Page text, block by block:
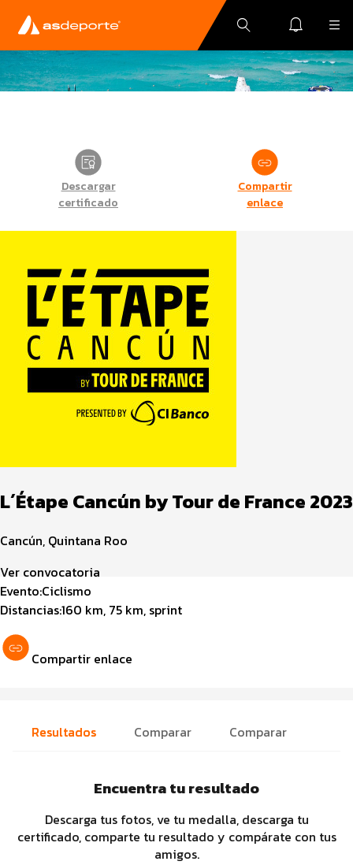
Descargar
certificado
Compartir
enlace
L´Étape Cancún by Tour de France 2023
Cancún, Quintana Roo
Ver convocatoria
Evento:Ciclismo
Distancias:160 km, 75 km, sprint
Compartir enlace
Resultados Comparar Comparar
Encuentra tu resultado
Descarga tus fotos, ve tu medalla, descarga tu
certificado, comparte tu resultado y compárate con tus
amigos.